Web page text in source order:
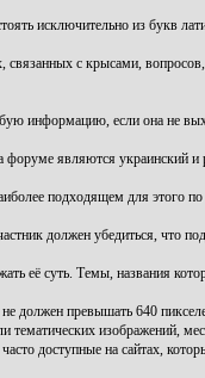
исключительно из букв
с крысами,
информацию, если она не
являются украинский и
подходящем для этого по
должен убедиться, что
её суть. Темы, названия
должен превышать 640
тематических изображений,
доступные на сайтах,